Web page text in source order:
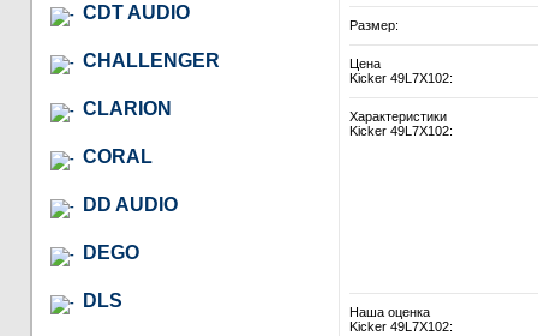
CDT AUDIO
CHALLENGER
CLARION
CORAL
DD AUDIO
DEGO
DLS
Размер:
Цена
Kicker 49L7X102:
Характеристики
Kicker 49L7X102:
Наша оценка
Kicker 49L7X102: